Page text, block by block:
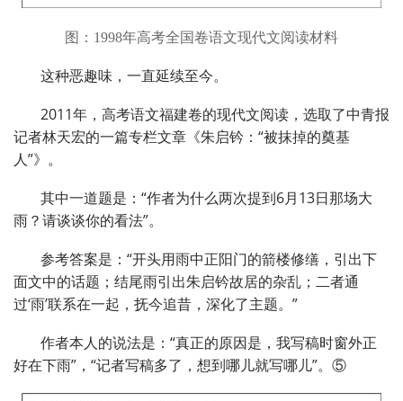
图：1998年高考全国卷语文现代文阅读材料
这种恶趣味，一直延续至今。
2011年，高考语文福建卷的现代文阅读，选取了中青报
记者林天宏的一篇专栏文章《朱启钤：“被抹掉的奠基
人”》。
其中一道题是：“作者为什么两次提到6月13日那场大
雨？请谈谈你的看法”。
参考答案是：“开头用雨中正阳门的箭楼修缮，引出下
面文中的话题；结尾雨引出朱启钤故居的杂乱；二者通
过‘雨’联系在一起，抚今追昔，深化了主题。”
作者本人的说法是：“真正的原因是，我写稿时窗外正
好在下雨”，“记者写稿多了，想到哪儿就写哪儿”。⑤